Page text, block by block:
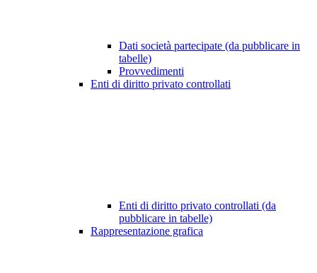
Dati società partecipate (da pubblicare in
tabelle)
Provvedimenti
Enti di diritto privato controllati
Enti di diritto privato controllati (da
pubblicare in tabelle)
Rappresentazione grafica